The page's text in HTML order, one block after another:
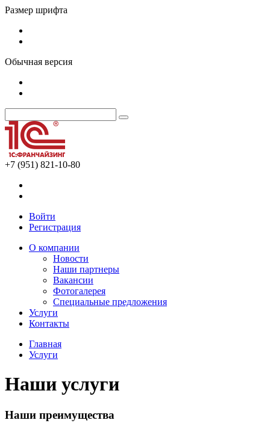
Размер шрифта
Обычная версия
+7 (951) 821-10-80
Войти
Регистрация
О компании
Новости
Наши партнеры
Вакансии
Фотогалерея
Специальные предложения
Услуги
Контакты
Главная
Услуги
Наши услуги
Наши преимущества